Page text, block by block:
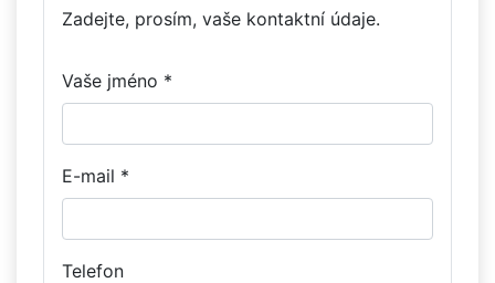
Zadejte, prosím, vaše kontaktní údaje.
Vaše jméno *
E-mail *
Telefon